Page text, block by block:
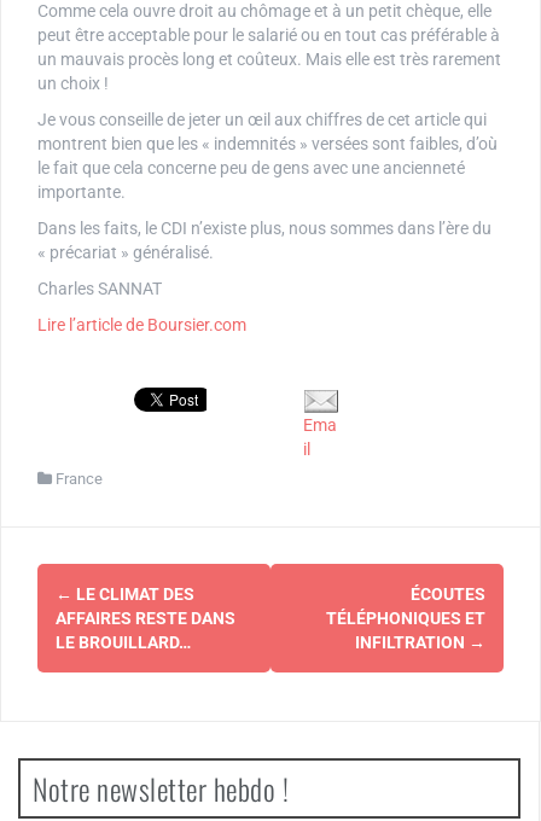
Comme cela ouvre droit au chômage et à un petit chèque, elle
peut être acceptable pour le salarié ou en tout cas préférable à
un mauvais procès long et coûteux. Mais elle est très rarement
un choix !
Je vous conseille de jeter un œil aux chiffres de cet article qui
montrent bien que les « indemnités » versées sont faibles, d’où
le fait que cela concerne peu de gens avec une ancienneté
importante.
Dans les faits, le CDI n’existe plus, nous sommes dans l’ère du
« précariat » généralisé.
Charles SANNAT
Lire l’article de Boursier.com
Ema
il
France
Navigation
d'article
← LE CLIMAT DES
AFFAIRES RESTE DANS
LE BROUILLARD…
ÉCOUTES
TÉLÉPHONIQUES ET
INFILTRATION →
Notre newsletter hebdo !